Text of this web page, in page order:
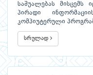
საშუალებას მისცემს
პირადი
კომპიუტერული
სრულად